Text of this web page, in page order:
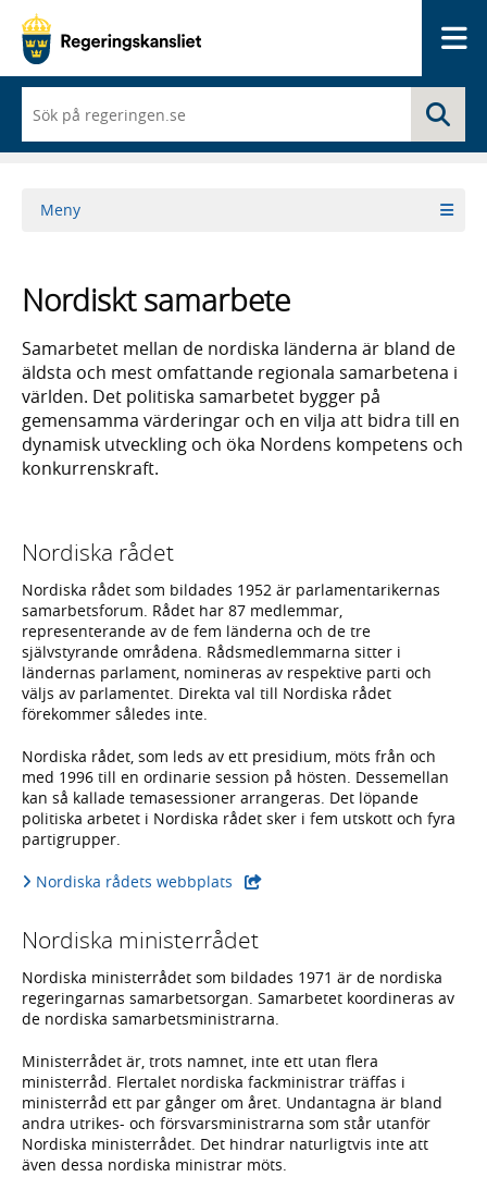
du
börjar
skriva
framträder
sökförslag
Meny
Nordiskt samarbete
Samarbetet mellan de nordiska länderna är bland de
äldsta och mest omfattande regionala samarbetena i
världen. Det politiska samarbetet bygger på
gemensamma värderingar och en vilja att bidra till en
dynamisk utveckling och öka Nordens kompetens och
konkurrenskraft.
Nordiska rådet
Nordiska rådet som bildades 1952 är parlamentarikernas
samarbetsforum. Rådet har 87 medlemmar,
representerande av de fem länderna och de tre
självstyrande områdena. Rådsmedlemmarna sitter i
ländernas parlament, nomineras av respektive parti och
väljs av parlamentet. Direkta val till Nordiska rådet
förekommer således inte.
Nordiska rådet, som leds av ett presidium, möts från och
med 1996 till en ordinarie session på hösten. Dessemellan
kan så kallade temasessioner arrangeras. Det löpande
politiska arbetet i Nordiska rådet sker i fem utskott och fyra
partigrupper.
Nordiska rådets webbplats
Nordiska ministerrådet
Nordiska ministerrådet som bildades 1971 är de nordiska
regeringarnas samarbetsorgan. Samarbetet koordineras av
de nordiska samarbetsministrarna.
Ministerrådet är, trots namnet, inte ett utan flera
ministerråd. Flertalet nordiska fackministrar träffas i
ministerråd ett par gånger om året. Undantagna är bland
andra utrikes- och försvarsministrarna som står utanför
Nordiska ministerrådet. Det hindrar naturligtvis inte att
även dessa nordiska ministrar möts.